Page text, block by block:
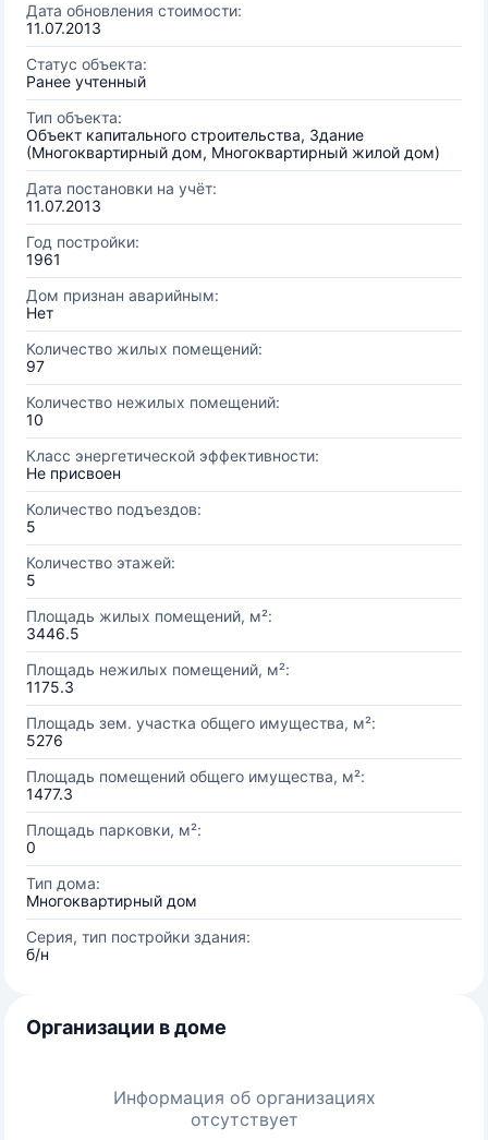
Дата обновления стоимости:
11.07.2013
Статус объекта:
Ранее учтенный
Тип объекта:
Объект капитального строительства, Здание
(Многоквартирный дом, Многоквартирный жилой дом)
Дата постановки на учёт:
11.07.2013
Год постройки:
1961
Дом признан аварийным:
Нет
Количество жилых помещений:
97
Количество нежилых помещений:
10
Класс энергетической эффективности:
Не присвоен
Количество подъездов:
5
Количество этажей:
5
Площадь жилых помещений, м²:
3446.5
Площадь нежилых помещений, м²:
1175.3
Площадь зем. участка общего имущества, м²:
5276
Площадь помещений общего имущества, м²:
1477.3
Площадь парковки, м²:
0
Тип дома:
Многоквартирный дом
Серия, тип постройки здания:
б/н
Организации в доме
Информация об организациях
отсутствует